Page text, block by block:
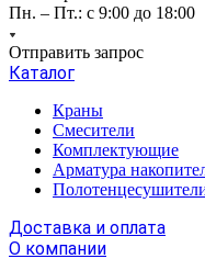
Пн. – Пт.: с 9:00 до 18:00
Отправить запрос
Каталог
Краны
Смесители
Комплектующие
Арматура
Доставка и оплата
О компании